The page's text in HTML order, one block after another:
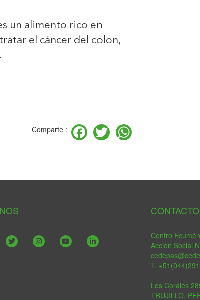
un alimento rico en
el cáncer del colon,
Comparte :
Facebook
Twitter
CONTACTO
Centro
Acción Social
T.
Los Corales
TRUJILLO,